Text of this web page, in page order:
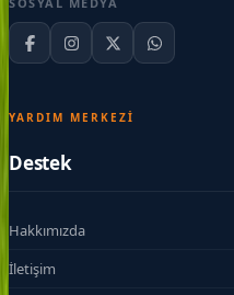
YARDIM MERKEZI
Destek
Hakkımızda
İletişim